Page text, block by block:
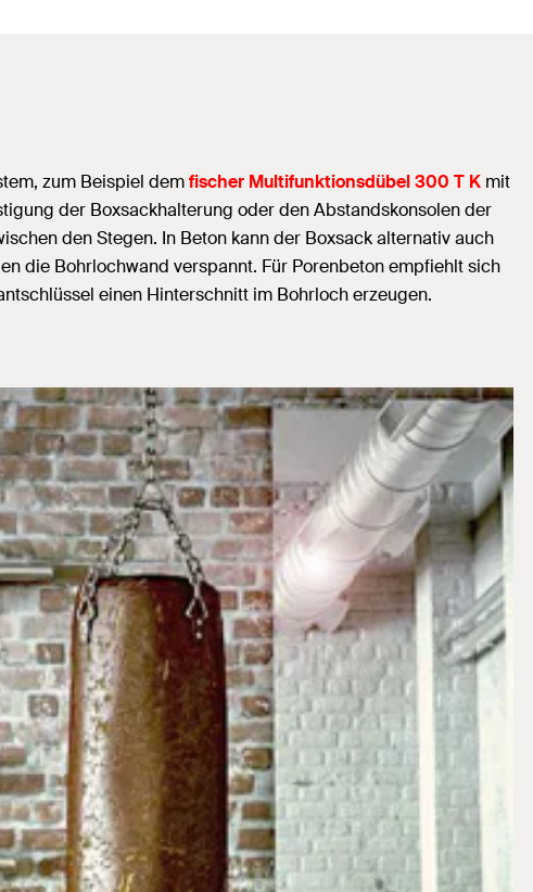
zum Beispiel demfischer Multifunktionsdübel 300 T K mit
der Boxsackhalterung oder den Abstandskonsolen der
den Stegen. In Beton kann der Boxsack alternativ auch
die Bohrlochwand verspannt. Für Porenbeton empfiehlt sich
einen Hinterschnitt im Bohrloch erzeugen.